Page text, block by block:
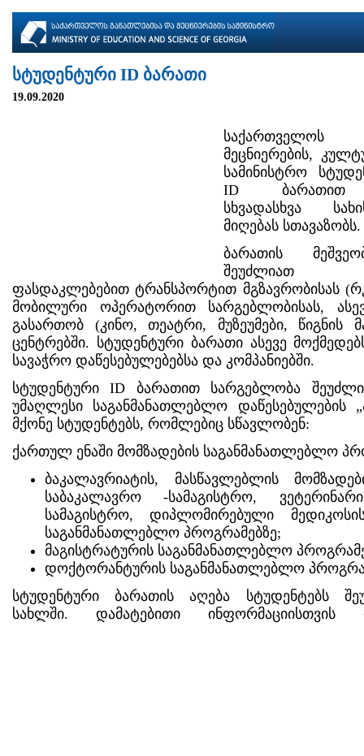
სტუდენტური ID ბარათი
19.09.2020
მეცნიერების,
სამინისტრო
ID ბარათით
სხვადასხვა
მიღებას სთავაზობს.
ბარათის
შეუძლიათ
ფასდაკლებებით ტრანსპორტით მგზავრობისას
მობილური ოპერატორით სარგებლობისას,
გასართობ (კინო, თეატრი, მუზეუმები, წიგნის
ცენტრებში. სტუდენტური ბარათი ასევე
სავაჭრო დაწესებულებებსა და კომპანიებში.
სტუდენტური ID ბარათით სარგებლობა
უმაღლესი საგანმანათლებლო დაწესებულების
მქონე სტუდენტებს, რომლებიც სწავლობენ:
ქართულ ენაში მომზადების საგანმანათლებლო
ბაკალავრიატის, მასწავლებლის
საბაკალავრო -სამაგისტრო,
სამაგისტრო, დიპლომირებული
საგანმანათლებლო პროგრამებზე;
მაგისტრატურის საგანმანათლებლო
დოქტორანტურის საგანმანათლებლო
სტუდენტური ბარათის აღება სტუდენტებს
სახლში. დამატებითი